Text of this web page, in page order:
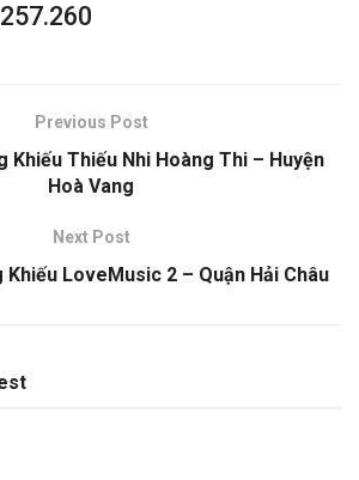
Previous Post
Khiếu Thiếu Nhi Hoàng Thi – Huyện
Hoà Vang
Next Post
LoveMusic 2 – Quận Hải Châu